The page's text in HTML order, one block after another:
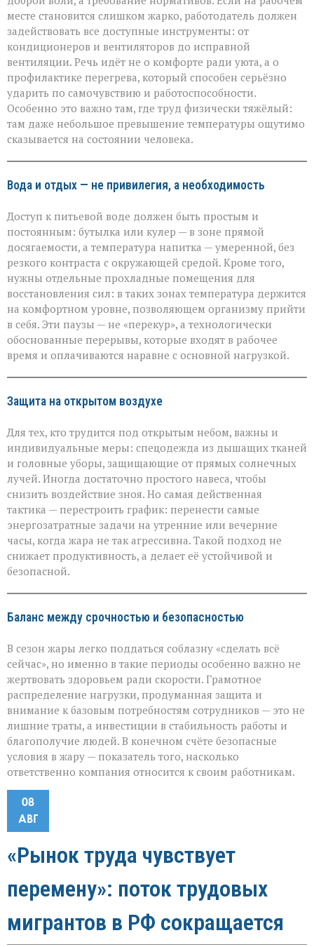
месте становится слишком жарко, работодатель должен
задействовать все доступные инструменты: от
кондиционеров и вентиляторов до исправной
вентиляции. Речь идёт не о комфорте ради уюта, а о
профилактике перегрева, который способен серьёзно
ударить по самочувствию и работоспособности.
Особенно это важно там, где труд физически тяжёлый:
там даже небольшое превышение температуры ощутимо
сказывается на состоянии человека.
Вода и отдых — не привилегия, а необходимость
Доступ к питьевой воде должен быть простым и
постоянным: бутылка или кулер — в зоне прямой
досягаемости, а температура напитка — умеренной, без
резкого контраста с окружающей средой. Кроме того,
нужны отдельные прохладные помещения для
восстановления сил: в таких зонах температура держится
на комфортном уровне, позволяющем организму прийти
в себя. Эти паузы — не «перекур», а технологически
обоснованные перерывы, которые входят в рабочее
время и оплачиваются наравне с основной нагрузкой.
Защита на открытом воздухе
Для тех, кто трудится под открытым небом, важны и
индивидуальные меры: спецодежда из дышащих тканей
и головные уборы, защищающие от прямых солнечных
лучей. Иногда достаточно простого навеса, чтобы
снизить воздействие зноя. Но самая действенная
тактика — перестроить график: перенести самые
энергозатратные задачи на утренние или вечерние
часы, когда жара не так агрессивна. Такой подход не
снижает продуктивность, а делает её устойчивой и
безопасной.
Баланс между срочностью и безопасностью
В сезон жары легко поддаться соблазну «сделать всё
сейчас», но именно в такие периоды особенно важно не
жертвовать здоровьем ради скорости. Грамотное
распределение нагрузки, продуманная защита и
внимание к базовым потребностям сотрудников — это не
лишние траты, а инвестиции в стабильность работы и
благополучие людей. В конечном счёте безопасные
условия в жару — показатель того, насколько
ответственно компания относится к своим работникам.
08
АВГ
«Рынок труда чувствует
перемену»: поток трудовых
мигрантов в РФ сокращается